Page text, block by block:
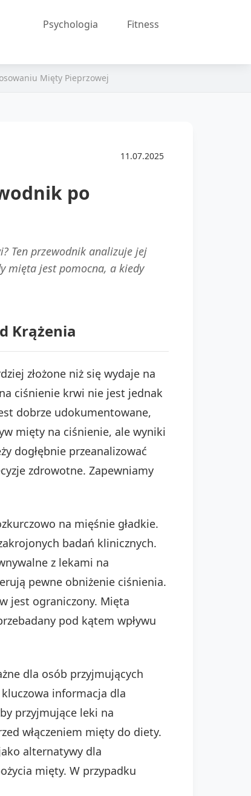
Psychologia Fitness
Mięty Pieprzowej
11.07.2025
po
Ten przewodnik analizuje jej
mięta jest pomocna, a kiedy
Krążenia
złożone niż się wydaje na
ciśnienie krwi nie jest jednak
dobrze udokumentowane,
mięty na ciśnienie, ale wyniki
dogłębnie przeanalizować
zdrowotne. Zapewniamy
na mięśnie gładkie.
badań klinicznych.
z lekami na
pewne obniżenie ciśnienia.
jest ograniczony. Mięta
pod kątem wpływu
dla osób przyjmujących
informacja dla
przyjmujące leki na
włączeniem mięty do diety.
alternatywy dla
mięty. W przypadku